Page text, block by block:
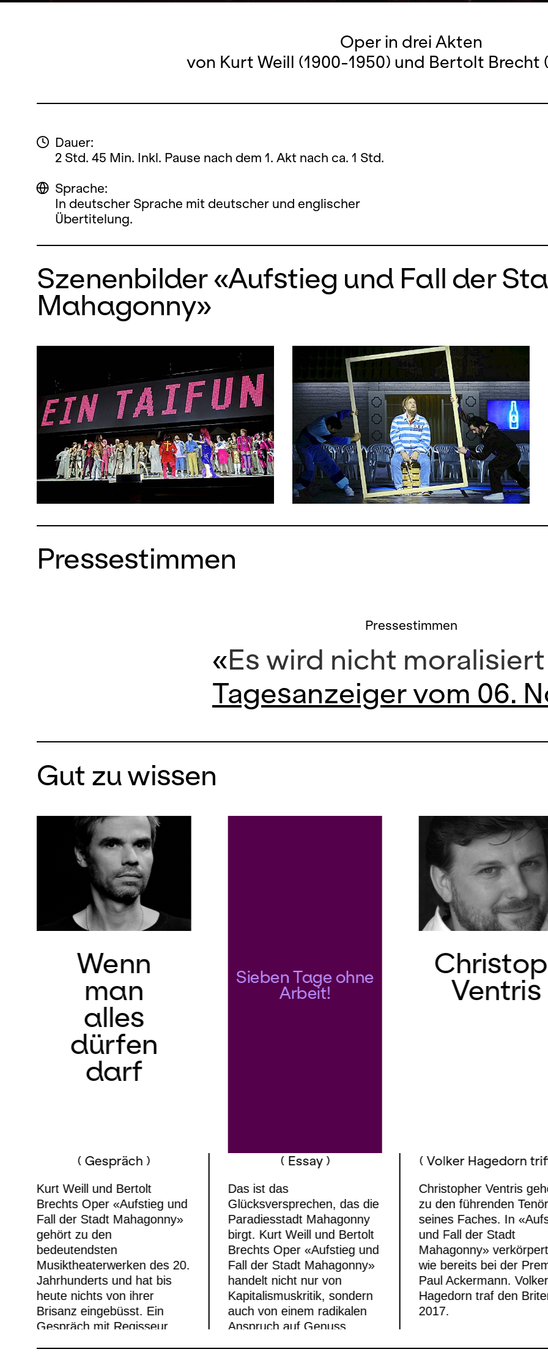
Oper in drei Akten
von Kurt Weill (1900-1950) und Bertolt Brecht
Dauer:
2 Std. 45 Min. Inkl. Pause nach dem 1. Akt nach ca. 1 Std.
Sprache:
In deutscher Sprache mit deutscher und englischer
Übertitelung.
Szenenbilder «Aufstieg und Fall der
Mahagonny»
Pressestimmen
Pressestimmen
«Es wird nicht
Tagesanzeiger vom 06.
Gut zu wissen
Wenn
man
alles
dürfen
darf
( Gespräch )
Kurt Weill und Bertolt
Brechts Oper «Aufstieg und
Fall der Stadt Mahagonny»
gehört zu den
bedeutendsten
Musiktheaterwerken des 20.
Jahrhunderts und hat bis
heute nichts von ihrer
Brisanz eingebüsst. Ein
Gespräch mit Regisseur
Sieben Tage ohne
Arbeit!
( Essay )
Das ist das
Glücksversprechen, das die
Paradiesstadt Mahagonny
birgt. Kurt Weill und Bertolt
Brechts Oper «Aufstieg und
Fall der Stadt Mahagonny»
handelt nicht nur von
Kapitalismuskritik, sondern
auch von einem radikalen
Anspruch auf Genuss.
Ventris
( Volker Hagedorn
Christopher Ventris
zu den führenden
seines Faches. In
und Fall der Stadt
Mahagonny»
wie bereits bei der
Paul Ackermann.
Hagedorn traf den
2017.